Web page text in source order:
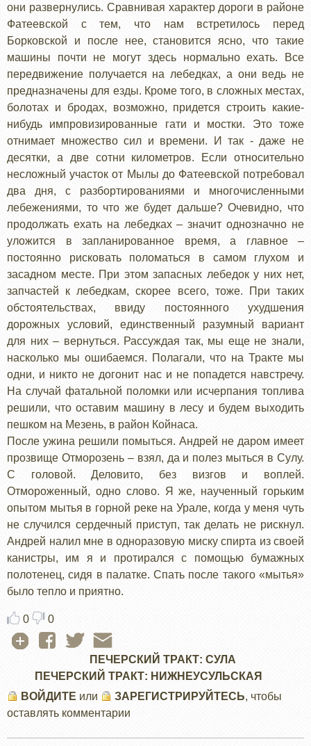
они развернулись. Сравнивая характер дороги в районе
Фатеевской с тем, что нам встретилось перед
Борковской и после нее, становится ясно, что такие
машины почти не могут здесь нормально ехать. Все
передвижение получается на лебедках, а они ведь не
предназначены для езды. Кроме того, в сложных местах,
болотах и бродах, возможно, придется строить какие-
нибудь импровизированные гати и мостки. Это тоже
отнимает множество сил и времени. И так - даже не
десятки, а две сотни километров. Если относительно
несложный участок от Мылы до Фатеевской потребовал
два дня, с разбортированиями и многочисленными
лебежениями, то что же будет дальше? Очевидно, что
продолжать ехать на лебедках – значит однозначно не
уложится в запланированное время, а главное –
постоянно рисковать поломаться в самом глухом и
засадном месте. При этом запасных лебедок у них нет,
запчастей к лебедкам, скорее всего, тоже. При таких
обстоятельствах, ввиду постоянного ухудшения
дорожных условий, единственный разумный вариант
для них – вернуться. Рассуждая так, мы еще не знали,
насколько мы ошибаемся. Полагали, что на Тракте мы
одни, и никто не догонит нас и не попадется навстречу.
На случай фатальной поломки или исчерпания топлива
решили, что оставим машину в лесу и будем выходить
пешком на Мезень, в район Койнаса.
После ужина решили помыться. Андрей не даром имеет
прозвище Отморозень – взял, да и полез мыться в Сулу.
С головой. Деловито, без визгов и воплей.
Отмороженный, одно слово. Я же, наученный горьким
опытом мытья в горной реке на Урале, когда у меня чуть
не случился сердечный приступ, так делать не рискнул.
Андрей налил мне в одноразовую миску спирта из своей
канистры, им я и протирался с помощью бумажных
полотенец, сидя в палатке. Спать после такого «мытья»
было тепло и приятно.
0 0
ПЕЧЕРСКИЙ ТРАКТ: СУЛА
ПЕЧЕРСКИЙ ТРАКТ: НИЖНЕУСУЛЬСКАЯ
ВОЙДИТЕ или ЗАРЕГИСТРИРУЙТЕСЬ, чтобы
оставлять комментарии